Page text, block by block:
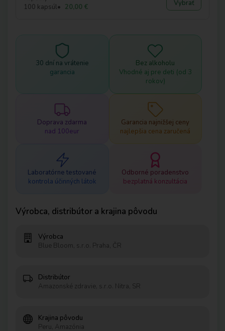
100 kapsúl
20,00 € Vybrať
30 dní na vrátenie
garancia
Bez alkoholu
Vhodné aj pre deti (od 3
rokov)
Doprava zdarma
nad 100eur
Garancia najnižšej ceny
najlepšia cena zaručená
Laboratórne testované
kontrola účinných látok
Odborné poradenstvo
bezplatná konzultácia
Výrobca, distribútor a krajina pôvodu
Výrobca
Blue Bloom, s.r.o. Praha, ČR
Distribútor
Amazonské zdravie, s.r.o. Nitra, SR
Krajina pôvodu
Peru, Amazónia